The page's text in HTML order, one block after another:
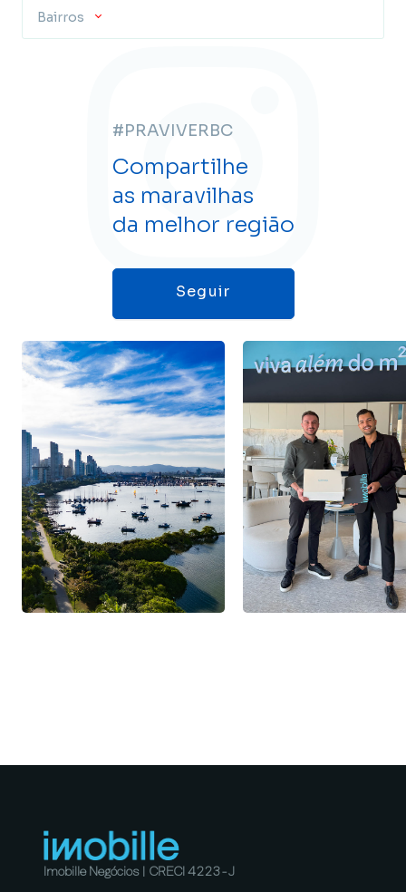
Bairros
#PRAVIVERBC
Compartilhe
as maravilhas
da melhor região
Seguir
Imobille Negócios | CRECI 4223-J